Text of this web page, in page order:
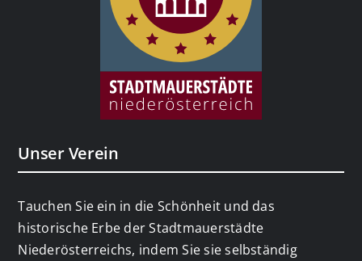
Unser Verein
Tauchen Sie ein in die Schönheit und das
historische Erbe der Stadtmauerstädte
Niederösterreichs, indem Sie sie selbständig